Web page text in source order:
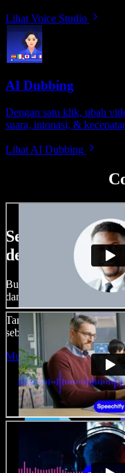
Lihat Voice Studio
AI Dubbing
Dengan satu klik, ubah
suara, intonasi, &
Lihat AI Dubbing
Sedikit contoh
dengan
Buat voice over, tambah
dan kloning suara untuk
Tanpa kurva belajar,
sebebas mungkin dan
Mulai Studio